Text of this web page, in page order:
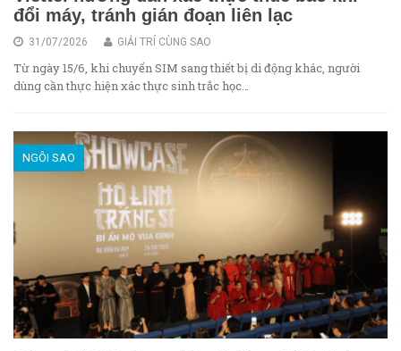
đổi máy, tránh gián đoạn liên lạc
31/07/2026 GIẢI TRÍ CÙNG SAO
Từ ngày 15/6, khi chuyển SIM sang thiết bị di động khác, người
dùng cần thực hiện xác thực sinh trắc học…
NGÔI SAO